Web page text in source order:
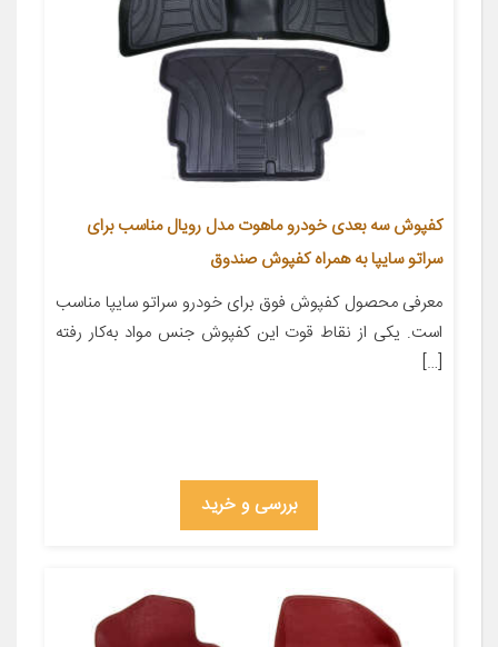
کفپوش سه بعدی خودرو ماهوت مدل رویال مناسب برای
سراتو سایپا به همراه کفپوش صندوق
معرفی محصول کفپوش فوق برای خودرو سراتو سایپا مناسب
است. یکی از نقاط قوت این کفپوش جنس مواد به‌کار رفته
[…]
بررسی و خرید